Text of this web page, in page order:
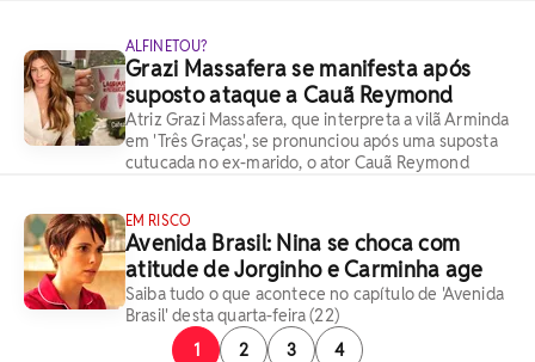
ALFINETOU?
Grazi Massafera se manifesta após
suposto ataque a Cauã Reymond
Atriz Grazi Massafera, que interpreta a vilã Arminda
em 'Três Graças', se pronunciou após uma suposta
cutucada no ex-marido, o ator Cauã Reymond
EM RISCO
Avenida Brasil: Nina se choca com
atitude de Jorginho e Carminha age
Saiba tudo o que acontece no capítulo de 'Avenida
Brasil' desta quarta-feira (22)
1
2 3 4